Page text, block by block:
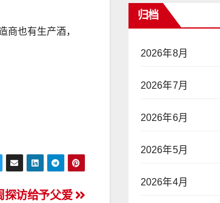
商也有生产酒，
探访给予父爱
归档
2026年8月
2026年7月
2026年6月
2026年5月
2026年4月